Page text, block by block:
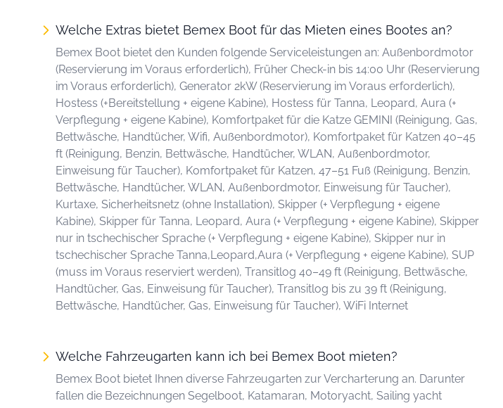
Welche Extras bietet Bemex Boot für das Mieten eines Bootes an?
Bemex Boot bietet den Kunden folgende Serviceleistungen an: Außenbordmotor
(Reservierung im Voraus erforderlich), Früher Check-in bis 14:00 Uhr (Reservierung
im Voraus erforderlich), Generator 2kW (Reservierung im Voraus erforderlich),
Hostess (+Bereitstellung + eigene Kabine), Hostess für Tanna, Leopard, Aura (+
Verpflegung + eigene Kabine), Komfortpaket für die Katze GEMINI (Reinigung, Gas,
Bettwäsche, Handtücher, Wifi, Außenbordmotor), Komfortpaket für Katzen 40–45
ft (Reinigung, Benzin, Bettwäsche, Handtücher, WLAN, Außenbordmotor,
Einweisung für Taucher), Komfortpaket für Katzen, 47–51 Fuß (Reinigung, Benzin,
Bettwäsche, Handtücher, WLAN, Außenbordmotor, Einweisung für Taucher),
Kurtaxe, Sicherheitsnetz (ohne Installation), Skipper (+ Verpflegung + eigene
Kabine), Skipper für Tanna, Leopard, Aura (+ Verpflegung + eigene Kabine), Skipper
nur in tschechischer Sprache (+ Verpflegung + eigene Kabine), Skipper nur in
tschechischer Sprache Tanna,Leopard,Aura (+ Verpflegung + eigene Kabine), SUP
(muss im Voraus reserviert werden), Transitlog 40–49 ft (Reinigung, Bettwäsche,
Handtücher, Gas, Einweisung für Taucher), Transitlog bis zu 39 ft (Reinigung,
Bettwäsche, Handtücher, Gas, Einweisung für Taucher), WiFi Internet
Welche Fahrzeugarten kann ich bei Bemex Boot mieten?
Bemex Boot bietet Ihnen diverse Fahrzeugarten zur Vercharterung an. Darunter
fallen die Bezeichnungen Segelboot, Katamaran, Motoryacht, Sailing yacht